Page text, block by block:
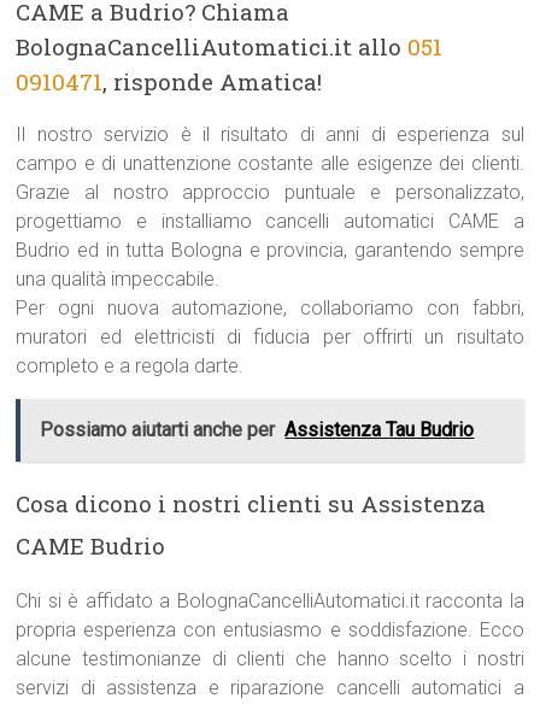
CAME a Budrio? Chiama
BolognaCancelliAutomatici.it allo 051
0910471, risponde Amatica!
Il nostro servizio è il risultato di anni di esperienza sul
campo e di unattenzione costante alle esigenze dei clienti.
Grazie al nostro approccio puntuale e personalizzato,
progettiamo e installiamo cancelli automatici CAME a
Budrio ed in tutta Bologna e provincia, garantendo sempre
una qualità impeccabile.
Per ogni nuova automazione, collaboriamo con fabbri,
muratori ed elettricisti di fiducia per offrirti un risultato
completo e a regola darte.
Possiamo aiutarti anche per Assistenza Tau Budrio
Cosa dicono i nostri clienti su Assistenza
CAME Budrio
Chi si è affidato a BolognaCancelliAutomatici.it racconta la
propria esperienza con entusiasmo e soddisfazione. Ecco
alcune testimonianze di clienti che hanno scelto i nostri
servizi di assistenza e riparazione cancelli automatici a